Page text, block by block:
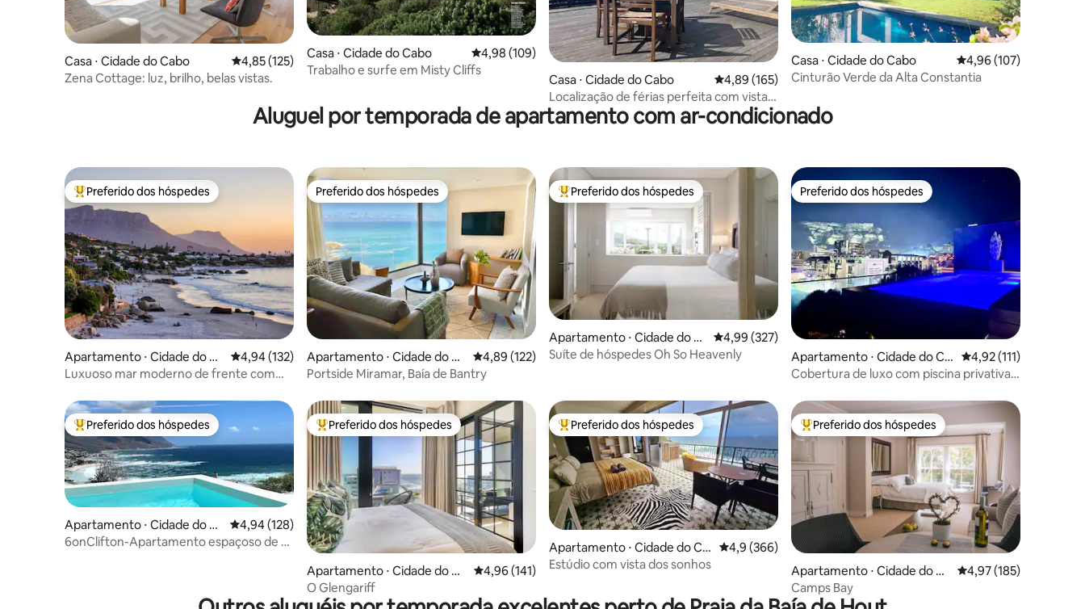
Casa ⋅ Cidade do Cabo 4,85 de uma avaliação média de 5, 125 avaliações
4,85 (125)
Zena Cottage: luz, brilho, belas vistas.
Casa ⋅ Cidade do Cabo 4,98 de uma avaliação média de 5, 109 avaliações
4,98 (109)
Trabalho e surfe em Misty Cliffs
Casa ⋅ Cidade do Cabo 4,89 de uma avaliação média de 5, 165 avaliações
4,89 (165)
Localização de férias perfeita com vista
deslumbrante para o mar
Casa ⋅ Cidade do Cabo 4,96 de uma avaliação
4,96 (107)
Cinturão Verde da Alta Constantia
Aluguel por temporada de apartamento com ar-condicionado
Entre os melhores preferidos dos hóspedes
Preferido dos hóspedes
Apartamento ⋅ Cidade do Ca
bo
4,94 de uma avaliação média de 5, 132 avaliações
4,94 (132)
Luxuoso mar moderno de frente com
Preferido dos hóspedes
Preferido dos hóspedes
Apartamento ⋅ Cidade do Ca
bo
4,89 de uma avaliação média de 5, 122 avaliações
4,89 (122)
Portside Miramar, Baía de Bantry
Entre os melhores preferidos dos hóspedes
Preferido dos hóspedes
Apartamento ⋅ Cidade do C
abo
4,99 de uma avaliação média de 5, 327 avaliações
4,99 (327)
Suíte de hóspedes Oh So Heavenly
Preferido dos hóspedes
Preferido dos hóspedes
Apartamento ⋅ Cidade do Ca
bo
4,92 de uma
4,92 (111)
Cobertura de luxo com piscina privativa
Entre os melhores preferidos dos hóspedes
Preferido dos hóspedes
Apartamento ⋅ Cidade do C
abo
4,94 de uma avaliação média de 5, 128 avaliações
4,94 (128)
6onClifton-Apartamento espaçoso de 2
Entre os melhores preferidos dos hóspedes
Preferido dos hóspedes
Apartamento ⋅ Cidade do Ca
bo
4,96 de uma avaliação média de 5, 141 avaliações
4,96 (141)
O Glengariff
Entre os melhores preferidos dos hóspedes
Preferido dos hóspedes
Apartamento ⋅ Cidade do Ca
bo
4,9 de uma avaliação média de 5, 366 avaliações
4,9 (366)
Estúdio com vista dos sonhos
Entre os melhores preferidos dos hóspedes
Preferido dos hóspedes
Apartamento ⋅ Cidade do Ca
bo
4,97 de uma avaliação
4,97 (185)
Camps Bay